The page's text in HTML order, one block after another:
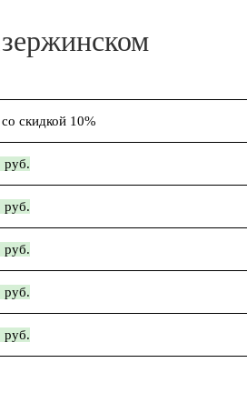
скидкой 10%
руб.
руб.
руб.
руб.
руб.